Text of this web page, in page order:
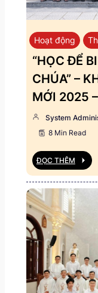
Hoạt động
“HỌC ĐỂ
CHÚA” –
MỚI 2025
System
8 Min Read
ĐỌC THÊM